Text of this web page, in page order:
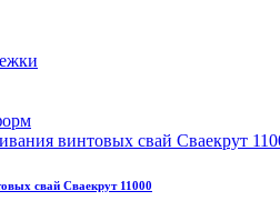
свай Сваекрут 11000